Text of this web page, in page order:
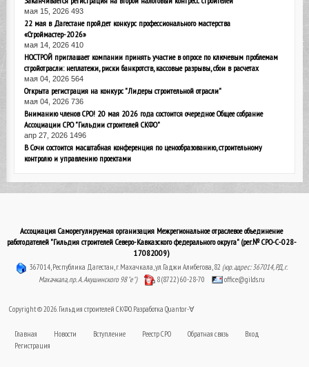
мая 15, 2026 493
22 мая в Дагестане пройдет конкурс профессионального мастерства
«Строймастер-2026»
мая 14, 2026 410
НОСТРОЙ приглашает компании принять участие в опросе по ключевым проблемам
стройотрасли: неплатежи, риски банкротств, кассовые разрывы, сбои в расчетах
мая 04, 2026 564
Открыта регистрация на конкурс "Лидеры строительной отрасли"
мая 04, 2026 736
Вниманию членов СРО! 20 мая 2026 года состоится очередное Общее собрание
Ассоциации СРО "Гильдии строителей СКФО"
апр 27, 2026 1496
В Сочи состоится масштабная конференция по ценообразованию, строительному
контролю и управлению проектами
Ассоциация Саморегулируемая организация Межрегиональное отраслевое объединение
работодателей "Гильдия строителей Северо-Кавказского федерального округа" (рег.№ СРО-С-028-
17082009)
367014, Республика Дагестан, г. Махачкала, ул. Гаджи Алибегова, 82 (юр. адрес: 367014, РД, г.
Махачкала, пр. А. Акушинского 98 "е")
8 (8722) 60-28-70 office@gilds.ru
Copyright © 2026. Гильдия строителей СКФО. Разработка Quantor-∀
Главная Новости Вступление Реестр СРО Обратная связь
Вход
Регистрация